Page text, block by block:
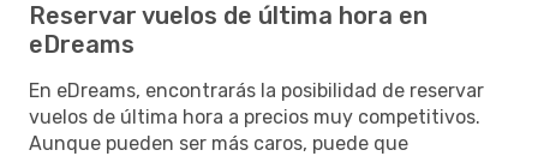
Reservar vuelos de última hora en
eDreams
En eDreams, encontrarás la posibilidad de reservar
vuelos de última hora a precios muy competitivos.
Aunque pueden ser más caros, puede que